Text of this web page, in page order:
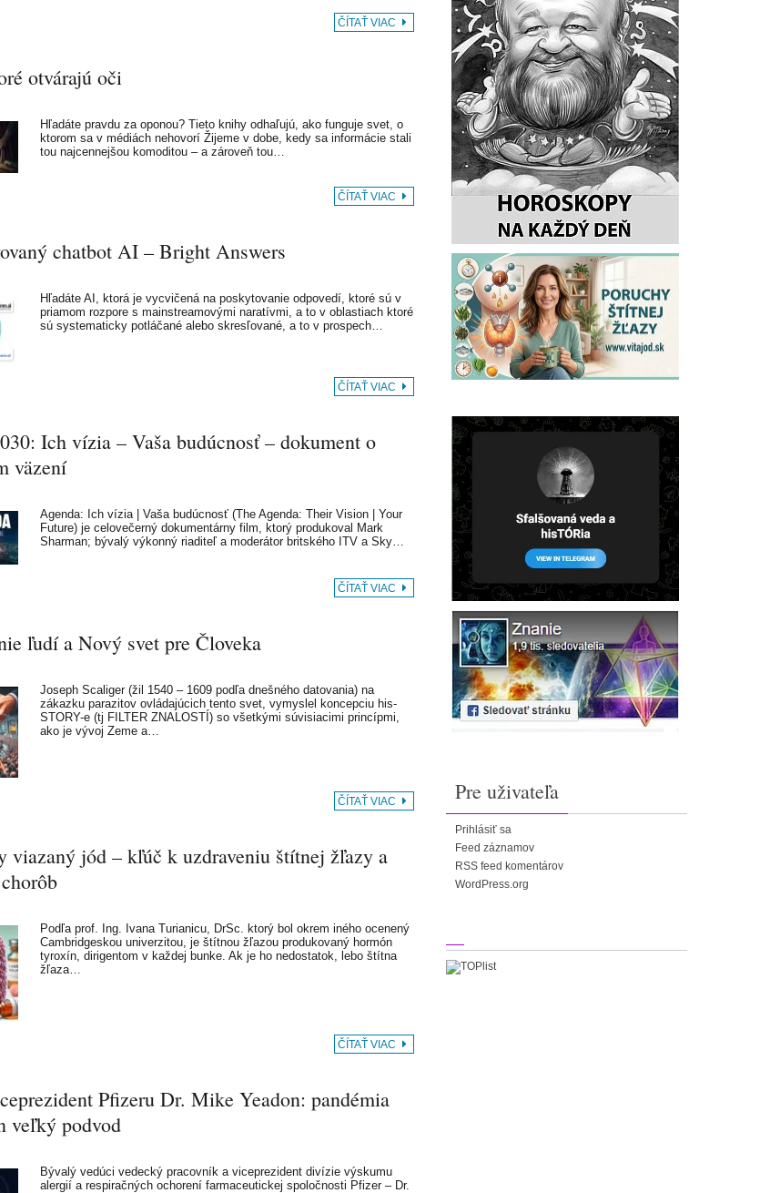
ČÍTAŤ VIAC
otvárajú oči
Hľadáte pravdu za oponou? Tieto knihy odhaľujú, ako funguje svet, o
ktorom sa v médiách nehovorí Žijeme v dobe, kedy sa informácie stali
tou najcennejšou komoditou – a zároveň tou…
ČÍTAŤ VIAC
chatbot AI – Bright Answers
Hľadáte AI, ktorá je vycvičená na poskytovanie odpovedí, ktoré sú v
priamom rozpore s mainstreamovými naratívmi, a to v oblastiach ktoré
sú systematicky potláčané alebo skresľované, a to v prospech…
ČÍTAŤ VIAC
Ich vízia – Vaša budúcnosť – dokument o
väzení
Agenda: Ich vízia | Vaša budúcnosť (The Agenda: Their Vision | Your
Future) je celovečerný dokumentárny film, ktorý produkoval Mark
Sharman; bývalý výkonný riaditeľ a moderátor britského ITV a Sky…
ČÍTAŤ VIAC
ľudí a Nový svet pre Človeka
Joseph Scaliger (žil 1540 – 1609 podľa dnešného datovania) na
zákazku parazitov ovládajúcich tento svet, vymyslel koncepciu his-
STORY-e (tj FILTER ZNALOSTÍ) so všetkými súvisiacimi princípmi,
ako je vývoj Zeme a…
ČÍTAŤ VIAC
viazaný jód – kľúč k uzdraveniu štítnej žľazy a
Podľa prof. Ing. Ivana Turianicu, DrSc. ktorý bol okrem iného ocenený
Cambridgeskou univerzitou, je štítnou žľazou produkovaný hormón
tyroxín, dirigentom v každej bunke. Ak je ho nedostatok, lebo štítna
žľaza…
ČÍTAŤ VIAC
Pfizeru Dr. Mike Yeadon: pandémia
veľký podvod
Bývalý vedúci vedecký pracovník a viceprezident divízie výskumu
alergií a respiračných ochorení farmaceutickej spoločnosti Pfizer – Dr.
Pre uživateľa
Prihlásiť sa
Feed záznamov
RSS feed komentárov
WordPress.org